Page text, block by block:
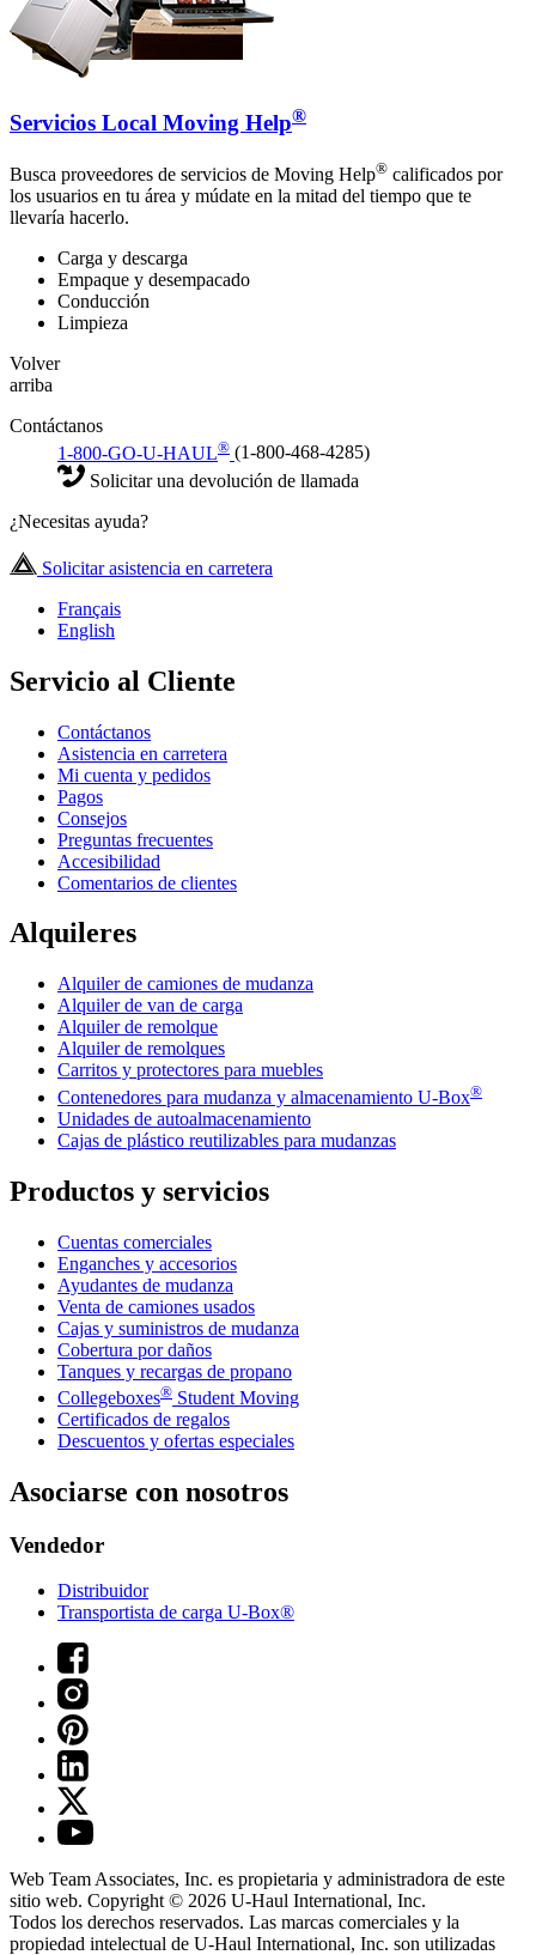
Servicios Local Moving Help®
Busca proveedores de servicios de Moving Help® calificados por
los usuarios en tu área y múdate en la mitad del tiempo que te
llevaría hacerlo.
Carga y descarga
Empaque y desempacado
Conducción
Limpieza
Volver
arriba
Contáctanos
1-800-GO-U-HAUL® (1-800-468-4285)
Solicitar una devolución de llamada
¿Necesitas ayuda?
Solicitar asistencia en carretera
Français
English
Servicio al Cliente
Contáctanos
Asistencia en carretera
Mi cuenta y pedidos
Pagos
Consejos
Preguntas frecuentes
Accesibilidad
Comentarios de clientes
Alquileres
Alquiler de camiones de mudanza
Alquiler de van de carga
Alquiler de remolque
Alquiler de remolques
Carritos y protectores para muebles
Contenedores para mudanza y almacenamiento U-Box®
Unidades de autoalmacenamiento
Cajas de plástico reutilizables para mudanzas
Productos y servicios
Cuentas comerciales
Enganches y accesorios
Ayudantes de mudanza
Venta de camiones usados
Cajas y suministros de mudanza
Cobertura por daños
Tanques y recargas de propano
Collegeboxes® Student Moving
Certificados de regalos
Descuentos y ofertas especiales
Asociarse con nosotros
Vendedor
Distribuidor
Transportista de carga U-Box®
Web Team Associates, Inc. es propietaria y administradora de este
sitio web. Copyright © 2026 U-Haul International, Inc.
Todos los derechos reservados. Las marcas comerciales y la
propiedad intelectual de U-Haul International, Inc. son utilizadas